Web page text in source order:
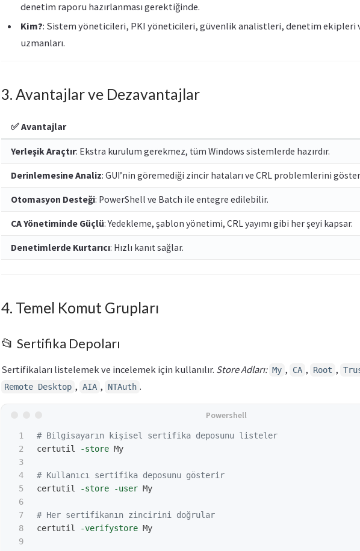
denetim raporu hazırlanması gerektiğinde.
Kim?: Sistem yöneticileri, PKI yöneticileri, güvenlik analistleri, denetim ekipleri
uzmanları.
3. Avantajlar ve Dezavantajlar
✅ Avantajlar
Yerleşik Araçtır: Ekstra kurulum gerekmez, tüm Windows sistemlerde hazırdır.
Derinlemesine Analiz: GUI’nin göremediği zincir hataları ve CRL problemlerini
Otomasyon Desteği: PowerShell ve Batch ile entegre edilebilir.
CA Yönetiminde Güçlü: Yedekleme, şablon yönetimi, CRL yayımı gibi her şeyi kapsar.
Denetimlerde Kurtarıcı: Hızlı kanıt sağlar.
4. Temel Komut Grupları
📂 Sertifika Depoları
Sertifikaları listelemek ve incelemek için kullanılır. Store Adları: My , CA , Root ,
Remote Desktop , AIA , NTAuth .
1
2
3
4
5
6
7
8
9
# Bilgisayarın kişisel sertifika deposunu listeler
certutil
-store My
# Kullanıcı sertifika deposunu gösterir
certutil
-store -user My
# Her sertifikanın zincirini doğrular
certutil
-verifystore My